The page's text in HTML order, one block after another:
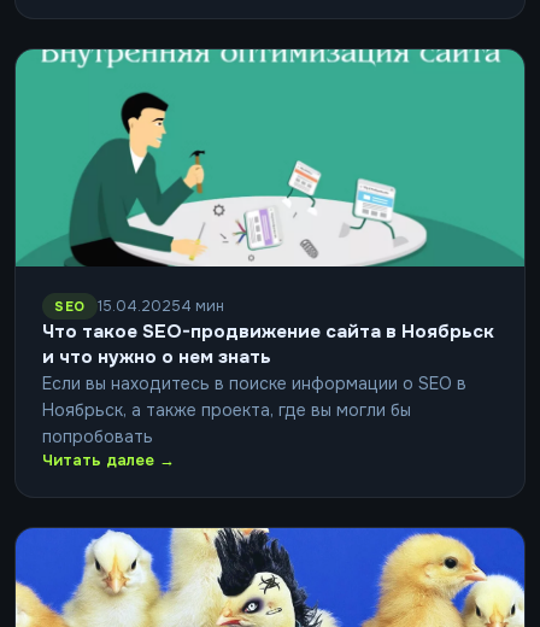
SEO 15.04.20254 мин
Что такое SEO-продвижение сайта в Ноябрьск
и что нужно о нем знать
Если вы находитесь в поиске информации о SEO в
Ноябрьск, а также проекта, где вы могли бы
попробовать
Читать далее →